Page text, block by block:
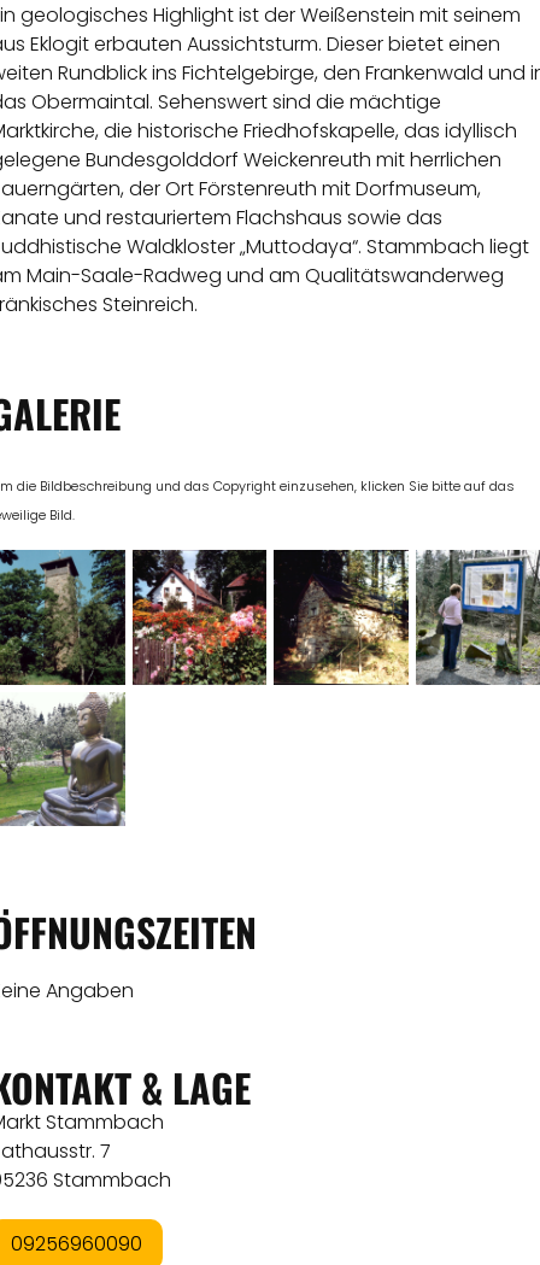
geologisches Highlight ist der Weißenstein mit seinem
Eklogit erbauten Aussichtsturm. Dieser bietet einen
Rundblick ins Fichtelgebirge, den Frankenwald und
Obermaintal. Sehenswert sind die mächtige
die historische Friedhofskapelle, das idyllisch
Bundesgolddorf Weickenreuth mit herrlichen
der Ort Förstenreuth mit Dorfmuseum,
und restauriertem Flachshaus sowie das
Waldkloster „Muttodaya“. Stammbach liegt
Main-Saale-Radweg und am Qualitätswanderweg
Steinreich.
die Bildbeschreibung und das Copyright einzusehen, klicken Sie bitte auf das
Bild.
Angaben
& LAGE
Stammbach
7
Stammbach
09256960090